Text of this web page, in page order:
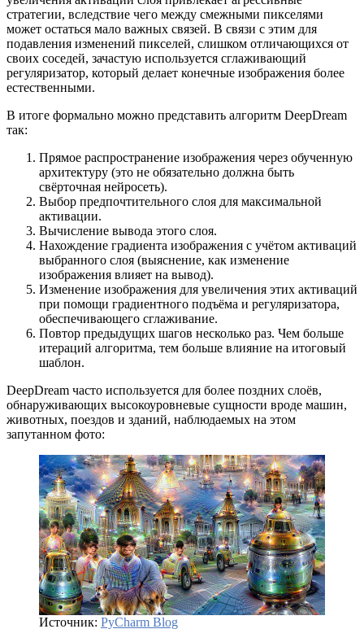
стратегии, вследствие чего между смежными пикселями
может остаться мало важных связей. В связи с этим для
подавления изменений пикселей, слишком отличающихся от
своих соседей, зачастую используется сглаживающий
регуляризатор, который делает конечные изображения более
естественными.
В итоге формально можно представить алгоритм DeepDream
так:
Прямое распространение изображения через обученную
архитектуру (это не обязательно должна быть
свёрточная нейросеть).
Выбор предпочтительного слоя для максимальной
активации.
Вычисление вывода этого слоя.
Нахождение градиента изображения с учётом активаций
выбранного слоя (выяснение, как изменение
изображения влияет на вывод).
Изменение изображения для увеличения этих активаций
при помощи градиентного подъёма и регуляризатора,
обеспечивающего сглаживание.
Повтор предыдущих шагов несколько раз. Чем больше
итераций алгоритма, тем больше влияние на итоговый
шаблон.
DeepDream часто используется для более поздних слоёв,
обнаруживающих высокоуровневые сущности вроде машин,
животных, поездов и зданий, наблюдаемых на этом
запутанном фото:
Источник: PyCharm Blog